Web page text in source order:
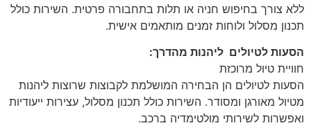
ללא צורך בחיפוש חניה או תלות בתחבורה פרטית. השירות כולל
תכנון מסלול ולוחות זמנים מותאמים אישית.
הסעות לטיולים ליהנות מהדרך:
חוויית טיול מרוכזת
הסעות לטיולים הן הבחירה המושלמת לקבוצות שרוצות ליהנות
מטיול מאורגן ומסודר. השירות כולל תכנון מסלול, עצירות ייעודיות
ואפשרות לשירותי מולטימדיה ברכב.